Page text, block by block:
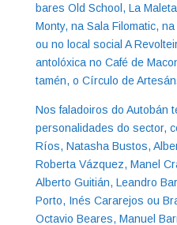
bares Old School, La
Monty, na Sala Filomatic,
ou no local social A
antolóxica no Café de
tamén, o Círculo de
Nos faladoiros do Autobán
personalidades do sector,
Ríos, Natasha Bustos,
Roberta Vázquez, Manel
Alberto Guitián, Leandro
Porto, Inés Cararejos ou
Octavio Beares, Manuel